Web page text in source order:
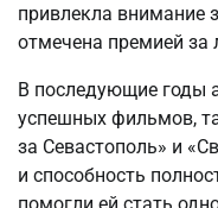
привлекла внимание
отмечена премией
В последующие годы
успешных фильмов,
за Севастополь» и
и способность